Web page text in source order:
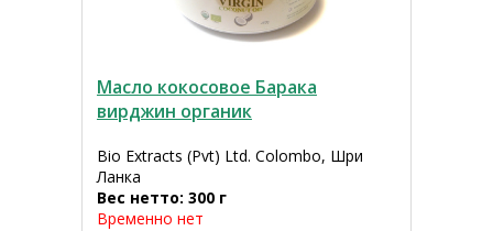
Масло кокосовое Барака
вирджин органик
Bio Extracts (Pvt) Ltd. Colombo, Шри
Ланка
Вес нетто: 300 г
Временно нет